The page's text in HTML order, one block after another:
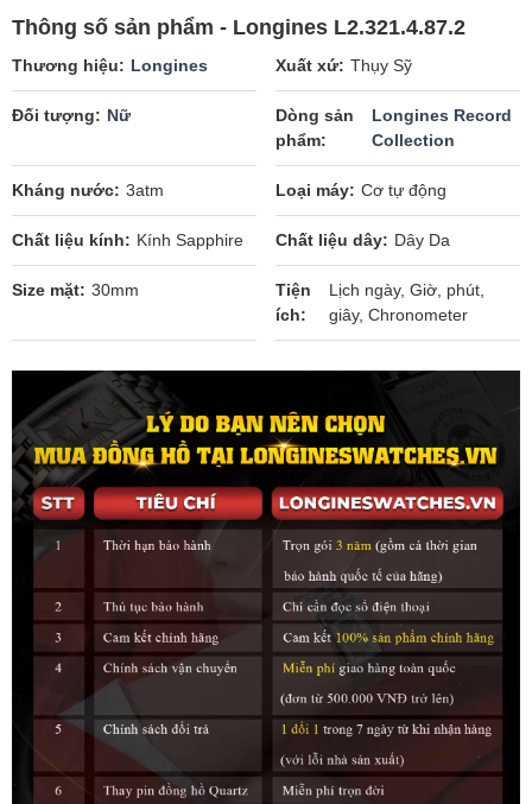
Thông số sản phẩm - Longines L2.321.4.87.2
Thương hiệu Longines Xuất xứ Thụy Sỹ
Đối tượng Nữ
Dòng sản
phẩm
Longines Record
Collection
Kháng nước 3atm Loại máy Cơ tự động
Chất liệu kính Kính Sapphire Chất liệu dây Dây Da
Size mặt 30mm
Tiện
ích
Lịch ngày, Giờ, phút,
giây, Chronometer